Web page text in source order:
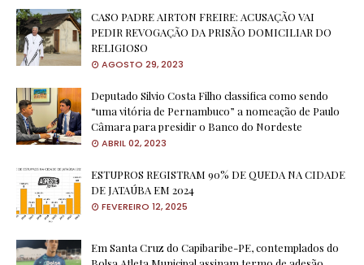
CASO PADRE AIRTON FREIRE: ACUSAÇÃO VAI
PEDIR REVOGAÇÃO DA PRISÃO DOMICILIAR DO
RELIGIOSO
AGOSTO 29, 2023
Deputado Silvio Costa Filho classifica como sendo
“uma vitória de Pernambuco” a nomeação de Paulo
Câmara para presidir o Banco do Nordeste
ABRIL 02, 2023
ESTUPROS REGISTRAM 90% DE QUEDA NA CIDADE
DE JATAÚBA EM 2024
FEVEREIRO 12, 2025
Em Santa Cruz do Capibaribe-PE, contemplados do